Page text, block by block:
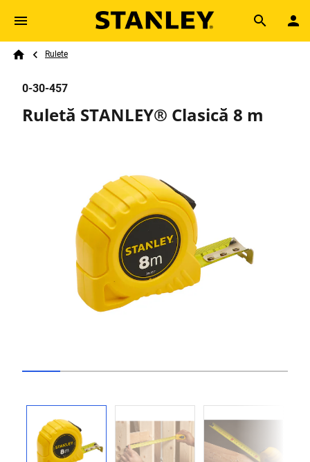
Skip to main content
Search
Breadcrumb
Rulete
Previous
0-30-457
Ruletă STANLEY® Clasică 8 m